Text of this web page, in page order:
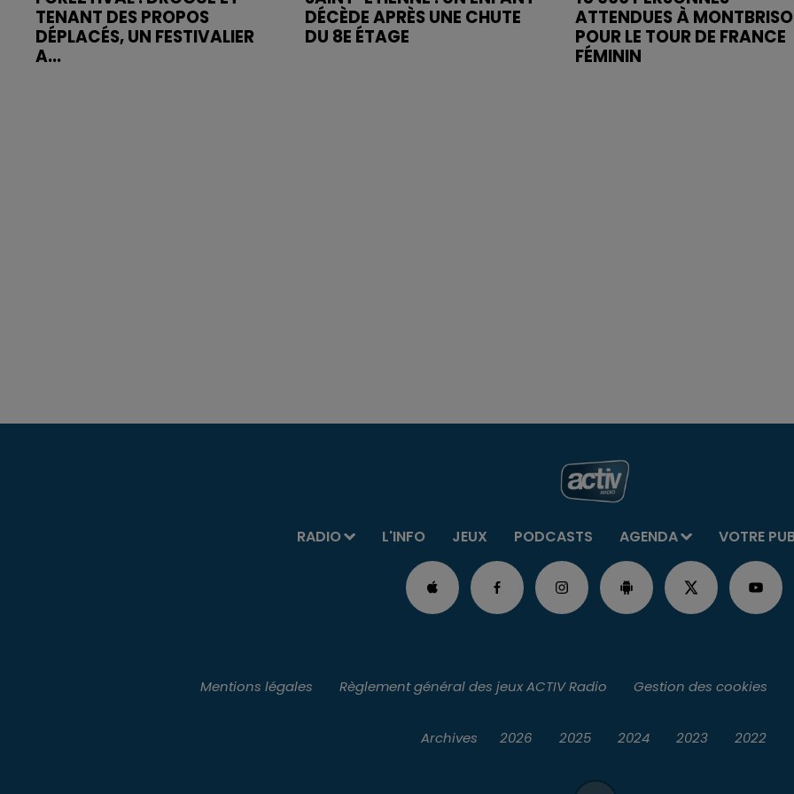
TENANT DES PROPOS
DÉPLACÉS, UN FESTIVALIER
A...
DÉCÈDE APRÈS UNE CHUTE
DU 8E ÉTAGE
ATTENDUES À
POUR LE TOUR DE FRANCE
FÉMININ
RADIO L'INFO JEUX PODCASTS AGENDA VOTRE
Mentions légales Règlement général des jeux ACTIV Radio Gestion des cookies
Archives 2026 2025 2024 2023 2022